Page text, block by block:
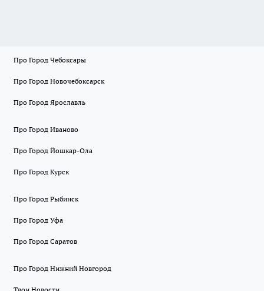
Про Город Чебоксары
Про Город Новочебоксарск
Про Город Ярославль
Про Город Иваново
Про Город Йошкар-Ола
Про Город Курск
Про Город Рыбинск
Про Город Уфа
Про Город Саратов
Про Город Нижний Новгород